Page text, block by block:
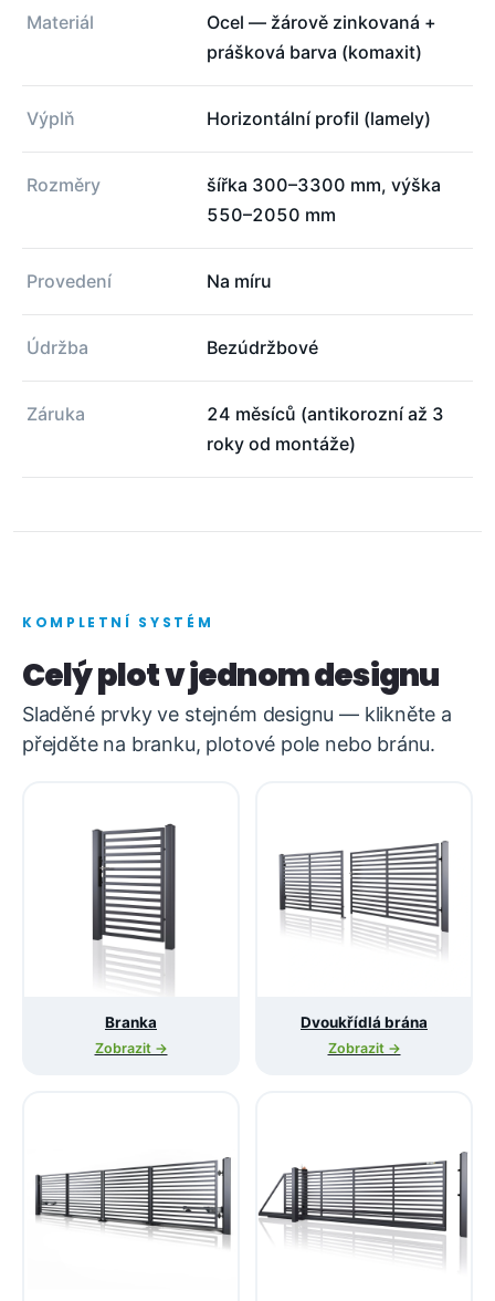
Materiál
Ocel — žárově zinkovaná +
prášková barva (komaxit)
Výplň Horizontální profil (lamely)
Rozměry
šířka 300–3300 mm, výška
550–2050 mm
Provedení Na míru
Údržba Bezúdržbové
Záruka
24 měsíců (antikorozní až 3
roky od montáže)
KOMPLETNÍ SYSTÉM
Celý plot v jednom designu
Sladěné prvky ve stejném designu — klikněte a
přejděte na branku, plotové pole nebo bránu.
Branka
Zobrazit →
Dvoukřídlá brána
Zobrazit →